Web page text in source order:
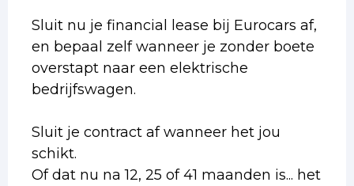
Sluit nu je financial lease bij Eurocars af,
en bepaal zelf wanneer je zonder boete
overstapt naar een elektrische
bedrijfswagen.
Sluit je contract af wanneer het jou
schikt.
Of dat nu na 12, 25 of 41 maanden is... het